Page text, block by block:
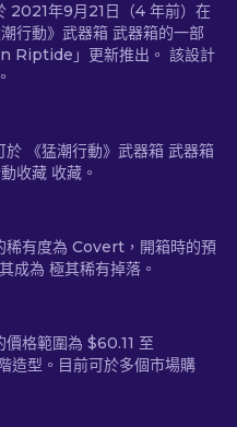
年9月21日（4 年前）在
行動》武器箱 武器箱的一部
Riptide」更新推出。 該設計
《猛潮行動》武器箱 武器箱
收藏 收藏。
有度為 Covert，開箱時的預
成為 極其稀有掉落。
格範圍為 $60.11 至
造型。目前可於多個市場購